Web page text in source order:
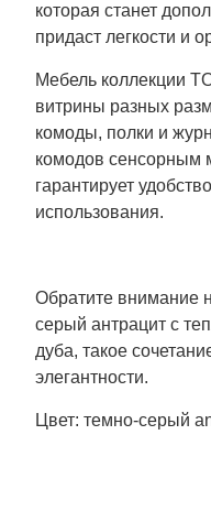
которая станет
придаст легкости и
Мебель коллекции
витрины разных
комоды, полки и
комодов сенсорным
гарантирует
использования.
Обратите внимание
серый антрацит с
дуба, такое
элегантности.
Цвет: темно-серый